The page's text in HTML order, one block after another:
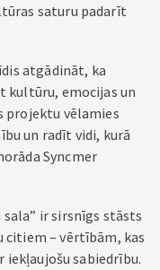
saturu padarīt
atgādināt, ka
kultūru, emocijas un
projektu vēlamies
un radīt vidi, kurā
Syncmer
ir sirsnīgs stāsts
citiem – vērtībām, kas
iekļaujošu sabiedrību.